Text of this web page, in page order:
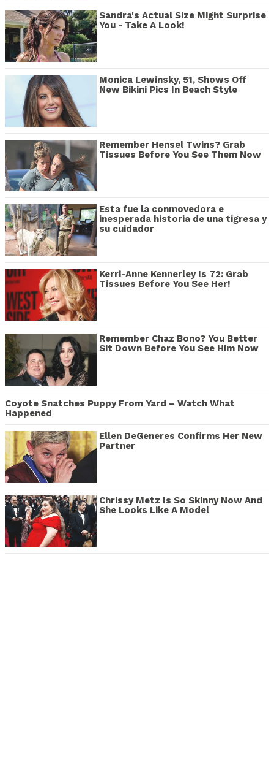
Sandra's Actual Size Might Surprise
You - Take A Look!
Monica Lewinsky, 51, Shows Off
New Bikini Pics In Beach Style
Remember Hensel Twins? Grab
Tissues Before You See Them Now
Esta fue la conmovedora e
inesperada historia de una tigresa y
su cuidador
Kerri-Anne Kennerley Is 72: Grab
Tissues Before You See Her!
Remember Chaz Bono? You Better
Sit Down Before You See Him Now
Coyote Snatches Puppy From Yard – Watch What
Happened
Ellen DeGeneres Confirms Her New
Partner
Chrissy Metz Is So Skinny Now And
She Looks Like A Model